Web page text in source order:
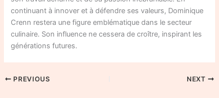
continuant à innover et à défendre ses valeurs, Dominique
Crenn restera une figure emblématique dans le secteur
culinaire. Son influence ne cessera de croître, inspirant les
générations futures.
PREVIOUS NEXT